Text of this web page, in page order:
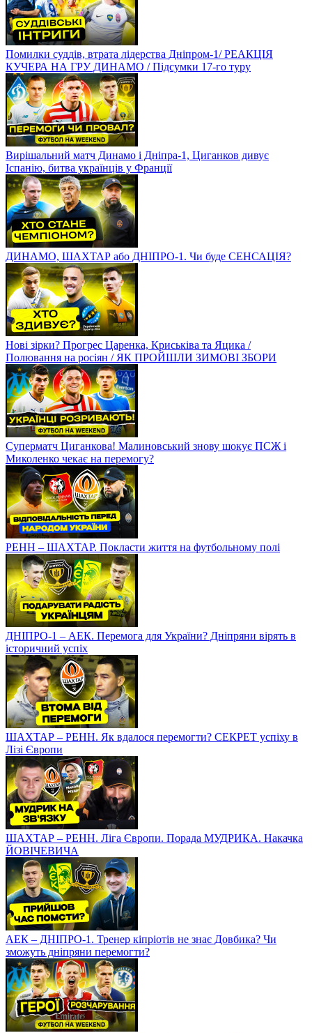
Помилки суддів, втрата лідерства Дніпром-1/ РЕАКЦІЯ
КУЧЕРА НА ГРУ ДИНАМО / Підсумки 17-го туру
Вирішальний матч Динамо і Дніпра-1, Циганков дивує
Іспанію, битва українців у Франції
ДИНАМО, ШАХТАР або ДНІПРО-1. Чи буде СЕНСАЦІЯ?
Нові зірки? Прогрес Царенка, Криськіва та Яцика /
Полювання на росіян / ЯК ПРОЙШЛИ ЗИМОВІ ЗБОРИ
Суперматч Циганкова! Малиновський знову шокує ПСЖ і
Миколенко чекає на перемогу?
РЕНН – ШАХТАР. Покласти життя на футбольному полі
ДНІПРО-1 – АЕК. Перемога для України? Дніпряни вірять в
історичний успіх
ШАХТАР – РЕНН. Як вдалося перемогти? СЕКРЕТ успіху в
Лізі Європи
ШАХТАР – РЕНН. Ліга Європи. Порада МУДРИКА. Накачка
ЙОВІЧЕВИЧА
АЕК – ДНІПРО-1. Тренер кіпріотів не знає Довбика? Чи
зможуть дніпряни перемогти?